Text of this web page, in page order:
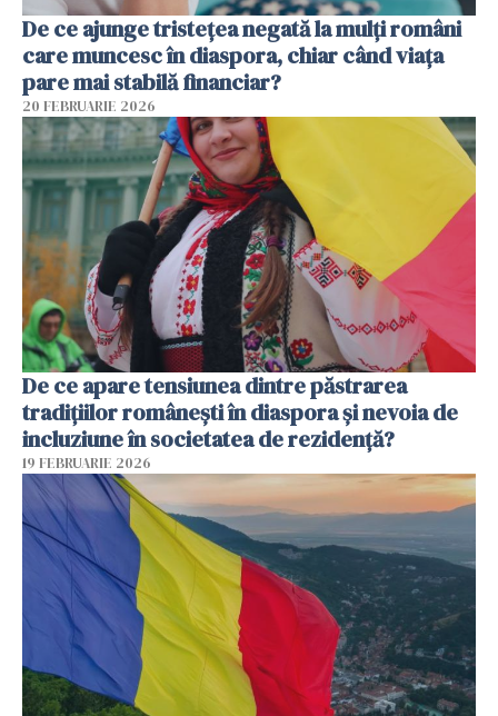
De ce ajunge tristețea negată la mulți români
care muncesc în diaspora, chiar când viața
pare mai stabilă financiar?
20 FEBRUARIE 2026
De ce apare tensiunea dintre păstrarea
tradițiilor românești în diaspora și nevoia de
incluziune în societatea de rezidență?
19 FEBRUARIE 2026